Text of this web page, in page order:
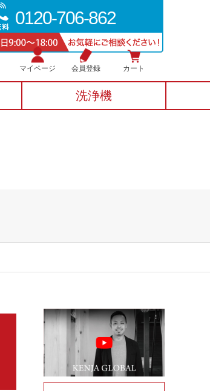
0120-706-862
マイページ 会員登録 カート
洗浄機